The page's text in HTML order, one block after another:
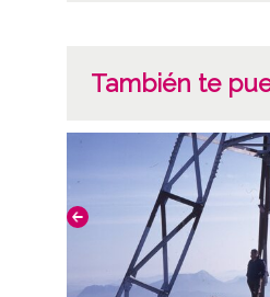
También te